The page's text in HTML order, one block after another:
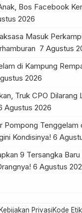
Bos Facebook
2026
Masuk
7 Agustus
di Kampung
2026
Truk CPO Dilarang
Agustus 2026
Pompong
Kondisinya! 6
9 Tersangka
6 Agustus
PrivasiKode Etik